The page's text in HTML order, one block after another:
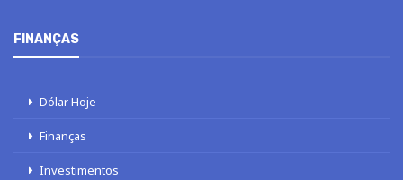
FINANÇAS
Dólar Hoje
Finanças
Investimentos